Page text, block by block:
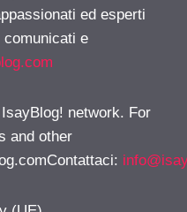
ed esperti
e
network. For
and other
: